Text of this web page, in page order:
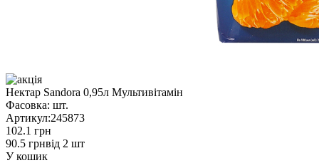
Нектар Sandora 0,95л Мультивітамін
Фасовка: шт.
Артикул:245873
102.1 грн
90.5 грнвід 2 шт
У кошик